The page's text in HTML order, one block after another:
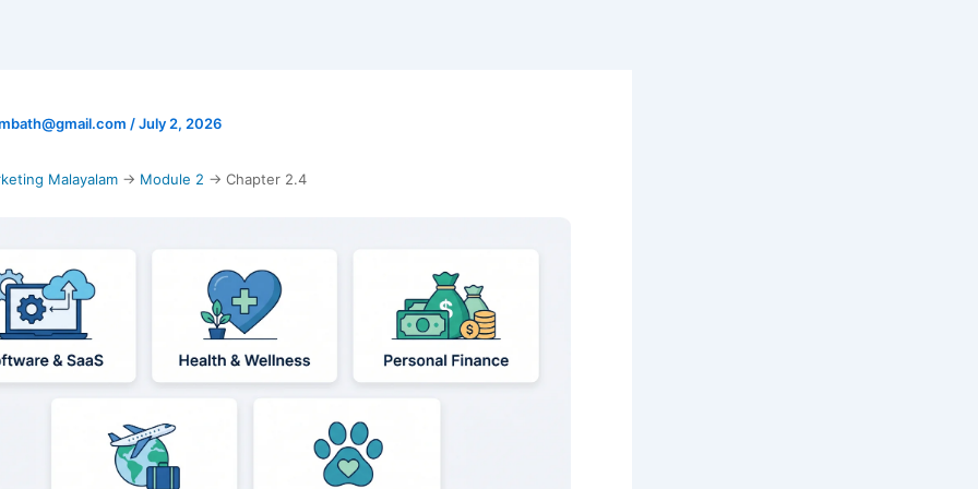
/July 2, 2026
Malayalam → Module 2 → Chapter 2.4